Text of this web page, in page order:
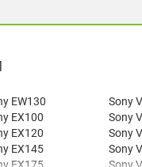
EW130
EX100
EX120
EX145
EX175
Sony
Sony
Sony
Sony
Sony